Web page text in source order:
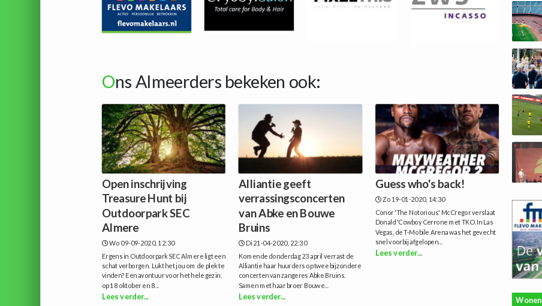
Ons Almeerders bekeken ook:
Open inschrijving
Treasure Hunt bij
Outdoorpark SEC
Almere
Wo 09-09-2020, 12:30
Ergens in Outdoorpark SEC Almere ligt een
schat verborgen. Lukt het jou om de plek te
vinden? Een avontuur voor het hele gezin,
op 18 oktober en 8...
Lees verder...
Alliantie geeft
verrassingsconcerten
van Abke en Bouwe
Bruins
Di 21-04-2020, 22:30
Komende donderdag 23 april verrast de
Alliantie haar huurders op twee bijzondere
concerten van zangeres Abke Bruins.
Samen met haar broer Bouwe...
Lees verder...
Guess who's back!
Zo 19-01-2020, 14:30
Conor 'The Notorious' McCregor verslaat
Donald 'Cowboy Cerrone met TKO.In Las
Vegas, de T-Mobile Arena was het gevecht
snel voorbij afgelopen...
Lees verder...
Wonen